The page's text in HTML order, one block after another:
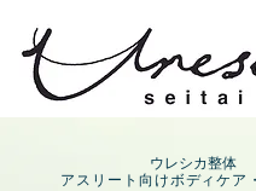
ウレシカ整体
アスリート向けボディケア